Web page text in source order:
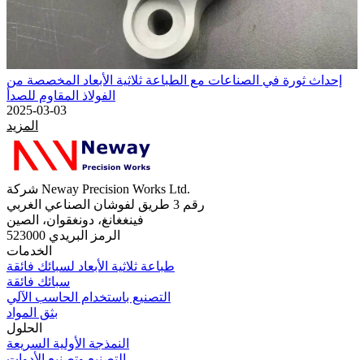
إحداث ثورة في الصناعات مع الطباعة ثلاثية الأبعاد المخصصة من
الفولاذ المقاوم للصدأ
2025-03-03
المزيد
شركة Neway Precision Works Ltd.
رقم 3 طريق لفوشان الصناعي الغربي
فينغغانغ، دونغقوان، الصين
الرمز البريدي 523000
الخدمات
طباعة ثلاثية الأبعاد لسبائك فائقة
سبائك فائقة
التصنيع باستخدام الحاسب الآلي
بثق المواد
الحلول
النمذجة الأولية السريعة